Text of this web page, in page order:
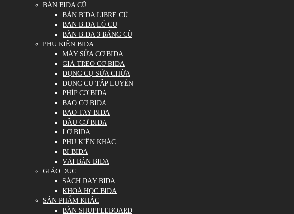
BÀN BIDA CŨ
BÀN BIDA LIBRE CŨ
BÀN BIDA LỖ CŨ
BÀN BIDA 3 BĂNG CŨ
PHỤ KIỆN BIDA
MÁY SỬA CƠ BIDA
GIÁ TREO CƠ BIDA
DỤNG CỤ SỬA CHỮA
DỤNG CỤ TẬP LUYỆN
PHÍP CƠ BIDA
BAO CƠ BIDA
BAO TAY BIDA
ĐẦU CƠ BIDA
LƠ BIDA
PHỤ KIỆN KHÁC
BI BIDA
VẢI BÀN BIDA
GIÁO DỤC
SÁCH DẠY BIDA
KHOÁ HỌC BIDA
SẢN PHẨM KHÁC
BÀN SHUFFLEBOARD